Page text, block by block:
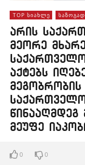
TOP ᲡᲘᲐᲮᲚᲔ
არის
მეორე
აქტებს
მეგობრობის
წინააღმდეგ
მეუფე
0 0